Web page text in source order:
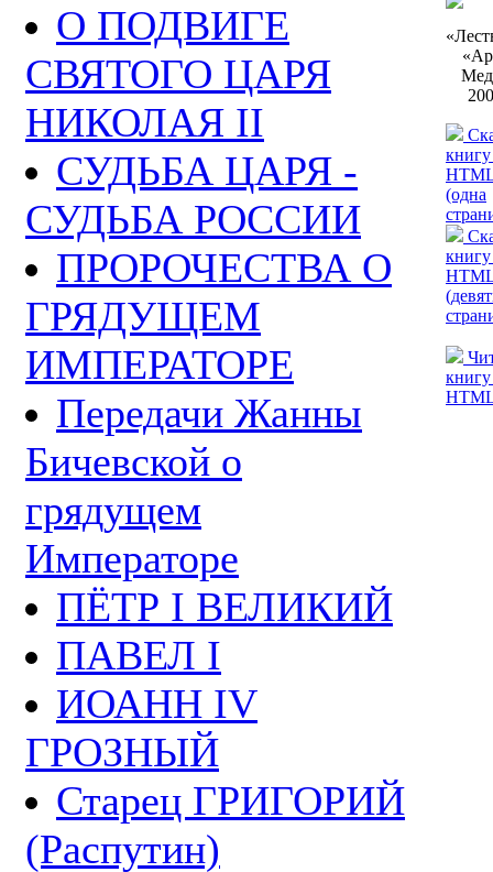
О ПОДВИГЕ
СВЯТОГО ЦАРЯ
НИКОЛАЯ II
СУДЬБА ЦАРЯ -
СУДЬБА РОССИИ
ПРОРОЧЕСТВА О
ГРЯДУЩЕМ
ИМПЕРАТОРЕ
Передачи Жанны
Бичевской о
грядущем
Императоре
ПЁТР I ВЕЛИКИЙ
ПАВЕЛ I
ИОАНН IV
ГРОЗНЫЙ
Старец ГРИГОРИЙ
(Распутин)
(одна